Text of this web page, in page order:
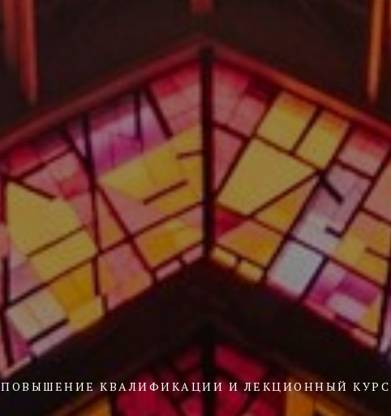
ПОВЫШЕНИЕ КВАЛИФИКАЦИИ И ЛЕКЦИОННЫЙ КУРС